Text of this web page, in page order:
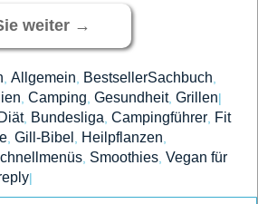
weiter →
Allgemein BestsellerSachbuch
Camping Gesundheit, Grillen|
, Bundesliga Campingführer Fit
Gill-Bibel Heilpflanzen
Smoothies Vegan für
|